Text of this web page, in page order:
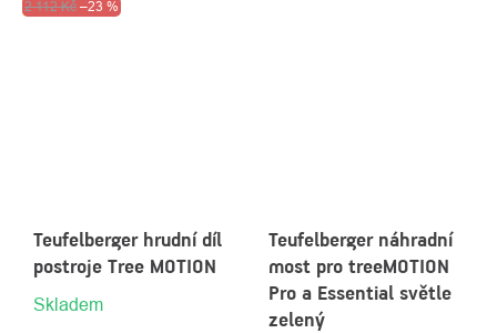
Akce Výprodej
2 112 Kč –23 %
Teufelberger hrudní díl
postroje Tree MOTION
Skladem
Teufelberger náhradní
most pro treeMOTION
Pro a Essential světle
zelený